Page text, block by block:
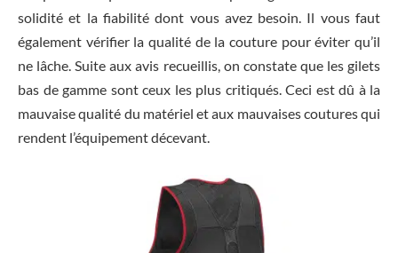
solidité et la fiabilité dont vous avez besoin. Il vous faut
également vérifier la qualité de la couture pour éviter qu’il
ne lâche. Suite aux avis recueillis, on constate que les gilets
bas de gamme sont ceux les plus critiqués. Ceci est dû à la
mauvaise qualité du matériel et aux mauvaises coutures qui
rendent l’équipement décevant.